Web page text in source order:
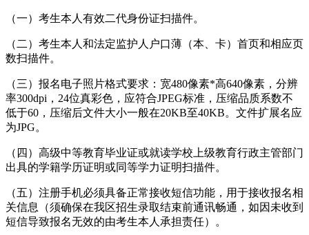
（一）考生本人有效二代身份证扫描件。
（二）考生本人和法定监护人户口薄（本、卡）首页和相应页
数扫描件。
（三）报名电子照片格式要求：宽480像素*高640像素，分辨
率300dpi，24位真彩色，应符合JPEG标准，压缩品质系数不
低于60，压缩后文件大小一般在20KB至40KB。文件扩展名应
为JPG。
（四）高级中等教育毕业证或就读学校上级教育行政主管部门
出具的学籍学历证明或同等学力证明扫描件。
（五）注册手机必须具备正常接收短信功能，用于接收报名相
关信息（须确保在我区招生录取结束前通讯畅通，如因未收到
短信导致报名无效的由考生本人承担责任）。